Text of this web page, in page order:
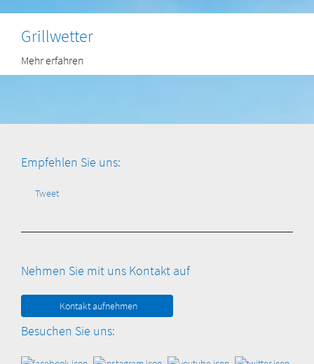
Grillwetter
Mehr erfahren
Empfehlen Sie uns:
Tweet
Nehmen Sie mit uns Kontakt auf
Kontakt aufnehmen
Besuchen Sie uns: